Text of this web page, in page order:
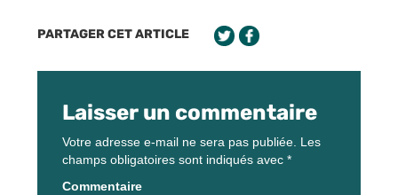
PARTAGER CET ARTICLE
Laisser un commentaire
Votre adresse e-mail ne sera pas publiée. Les
champs obligatoires sont indiqués avec *
Commentaire